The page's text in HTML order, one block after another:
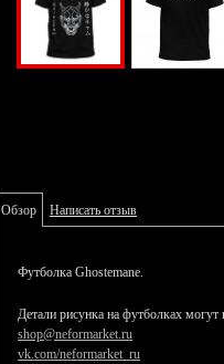
Обзор Написать отзыв
Футболка Ghostemane.
Детали рисунка на футболках
shop@neformarket.ru
vk.com/neformarket_ru